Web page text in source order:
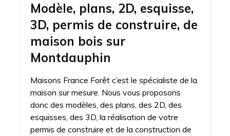
Modèle, plans, 2D, esquisse,
3D, permis de construire, de
maison bois sur
Montdauphin
Maisons France Forêt c’est le spécialiste de la
maison sur mesure. Nous vous proposons
donc des modèles, des plans, des 2D, des
esquisses, des 3D, la réalisation de votre
permis de construire et de la construction de